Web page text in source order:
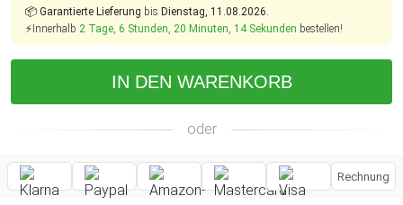
📦 Garantierte Lieferung bis Dienstag, 11.08.2026.
⚡Innerhalb 2 Tage, 6 Stunden, 20 Minuten, 14 Sekunden bestellen!
IN DEN WARENKORB
oder
Rechnung